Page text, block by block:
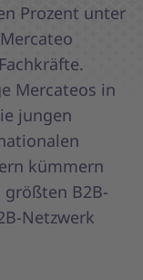
Prozent unter
Mercateos in
jungen
kümmern
B2B-
Netzwerk